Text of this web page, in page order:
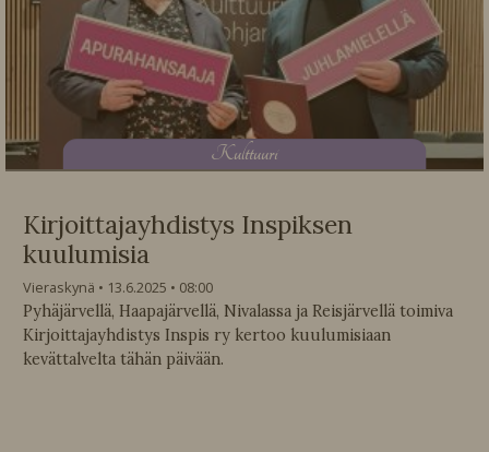
Kulttuuri
Kirjoittajayhdistys Inspiksen
kuulumisia
Vieraskynä 13.6.2025
08:00
Pyhäjärvellä, Haapajärvellä, Nivalassa ja Reisjärvellä toimiva
Kirjoittajayhdistys Inspis ry kertoo kuulumisiaan
kevättalvelta tähän päivään.